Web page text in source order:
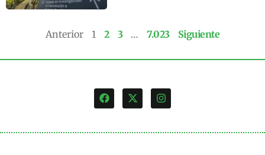
Anterior 1 2 3 … 7.023 Siguiente